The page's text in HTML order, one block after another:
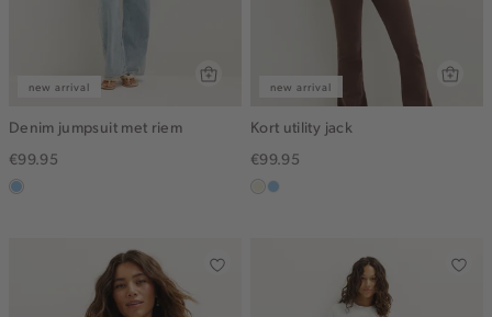
new arrival
Denim jumpsuit met riem
€99.95
blauw,
new arrival
Kort utility jack
€99.95
ecrulichtblauw